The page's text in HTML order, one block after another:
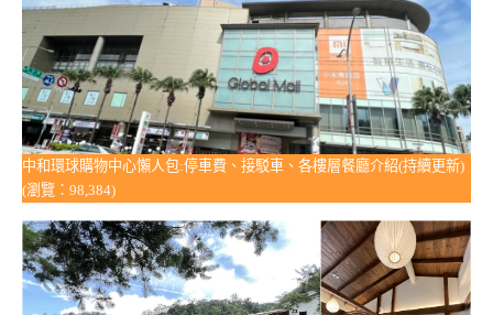
中和環球購物中心懶人包:停車費、接駁車、各樓層餐廳介紹(持續更新)
(瀏覽：98,384)